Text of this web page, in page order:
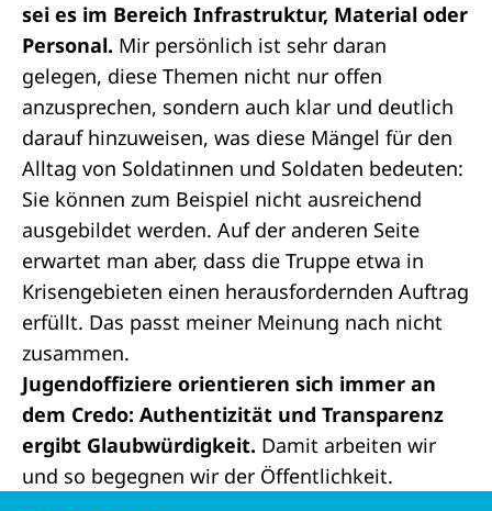
sei es im Bereich Infrastruktur, Material oder
Personal. Mir persönlich ist sehr daran
gelegen, diese Themen nicht nur offen
anzusprechen, sondern auch klar und deutlich
darauf hinzuweisen, was diese Mängel für den
Alltag von Soldatinnen und Soldaten bedeuten:
Sie können zum Beispiel nicht ausreichend
ausgebildet werden. Auf der anderen Seite
erwartet man aber, dass die Truppe etwa in
Krisengebieten einen herausfordernden Auftrag
erfüllt. Das passt meiner Meinung nach nicht
zusammen.
Jugendoffiziere orientieren sich immer an
dem Credo: Authentizität und Transparenz
ergibt Glaubwürdigkeit. Damit arbeiten wir
und so begegnen wir der Öffentlichkeit.